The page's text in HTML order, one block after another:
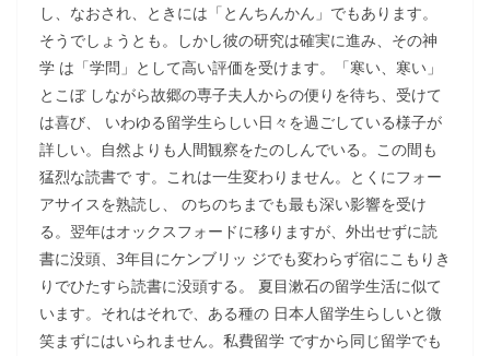
し、なおされ、ときには「とんちんかん」でもあります。
そうでしょうとも。しかし彼の研究は確実に進み、その神
学 は「学問」として高い評価を受けます。「寒い、寒い」
とこぼ しながら故郷の専子夫人からの便りを待ち、受けて
は喜び、 いわゆる留学生らしい日々を過ごしている様子が
詳しい。自然よりも人間観察をたのしんでいる。この間も
猛烈な読書で す。これは一生変わりません。とくにフォー
アサイスを熟読し、 のちのちまでも最も深い影響を受け
る。翌年はオックスフォードに移りますが、外出せずに読
書に没頭、3年目にケンブリッ ジでも変わらず宿にこもりき
りでひたすら読書に没頭する。 夏目漱石の留学生活に似て
います。それはそれで、ある種の 日本人留学生らしいと微
笑まずにはいられません。私費留学 ですから同じ留学でも